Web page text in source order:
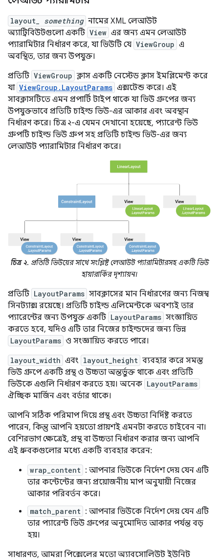
layout_ something নামের XML লেআউট
অ্যাট্রিবিউটগুলো একটি View এর জন্য এমন লেআউট
প্যারামিটার নির্ধারণ করে, যা ভিউটি যে ViewGroup এ
অবস্থিত, তার জন্য উপযুক্ত।
প্রতিটি ViewGroup ক্লাস একটি নেস্টেড ক্লাস ইমপ্লিমেন্ট করে
যা ViewGroup.LayoutParams এক্সটেন্ড করে। এই
সাবক্লাসটিতে এমন প্রপার্টি টাইপ থাকে যা ভিউ গ্রুপের জন্য
উপযুক্তভাবে প্রতিটি চাইল্ড ভিউ-এর আকার এবং অবস্থান
নির্ধারণ করে। চিত্র ২-এ যেমন দেখানো হয়েছে, প্যারেন্ট ভিউ
গ্রুপটি চাইল্ড ভিউ গ্রুপ সহ প্রতিটি চাইল্ড ভিউ-এর জন্য
লেআউট প্যারামিটার নির্ধারণ করে।
চিত্র ২. প্রতিটি ভিউয়ের সাথে সংশ্লিষ্ট লেআউট প্যারামিটারসহ একটি ভিউ
হায়ারার্কির দৃশ্যায়ন।
প্রতিটি LayoutParams সাবক্লাসের মান নির্ধারণের জন্য নিজস্ব
সিনট্যাক্স রয়েছে। প্রতিটি চাইল্ড এলিমেন্টকে অবশ্যই তার
প্যারেন্টের জন্য উপযুক্ত একটি LayoutParams সংজ্ঞায়িত
করতে হবে, যদিও এটি তার নিজের চাইল্ডদের জন্য ভিন্ন
LayoutParams ও সংজ্ঞায়িত করতে পারে।
layout_width এবং layout_height ব্যবহার করে সমস্ত
ভিউ গ্রুপে একটি প্রস্থ ও উচ্চতা অন্তর্ভুক্ত থাকে এবং প্রতিটি
ভিউকে এগুলি নির্ধারণ করতে হয়। অনেক LayoutParams
ঐচ্ছিক মার্জিন এবং বর্ডার থাকে।
আপনি সঠিক পরিমাপ দিয়ে প্রস্থ এবং উচ্চতা নির্দিষ্ট করতে
পারেন, কিন্তু আপনি হয়তো প্রায়শই এমনটা করতে চাইবেন না।
বেশিরভাগ ক্ষেত্রেই, প্রস্থ বা উচ্চতা নির্ধারণ করার জন্য আপনি
এই ধ্রুবকগুলোর মধ্যে একটি ব্যবহার করেন:
wrap_content : আপনার ভিউকে নির্দেশ দেয় যেন এটি
তার কন্টেন্টের জন্য প্রয়োজনীয় মাপ অনুযায়ী নিজের
আকার পরিবর্তন করে।
match_parent : আপনার ভিউকে নির্দেশ দেয় যেন এটি
তার প্যারেন্ট ভিউ গ্রুপের অনুমোদিত আকার পর্যন্ত বড়
হয়।
সাধারণত, আমরা পিক্সেলের মতো অ্যাবসোলিউট ইউনিট